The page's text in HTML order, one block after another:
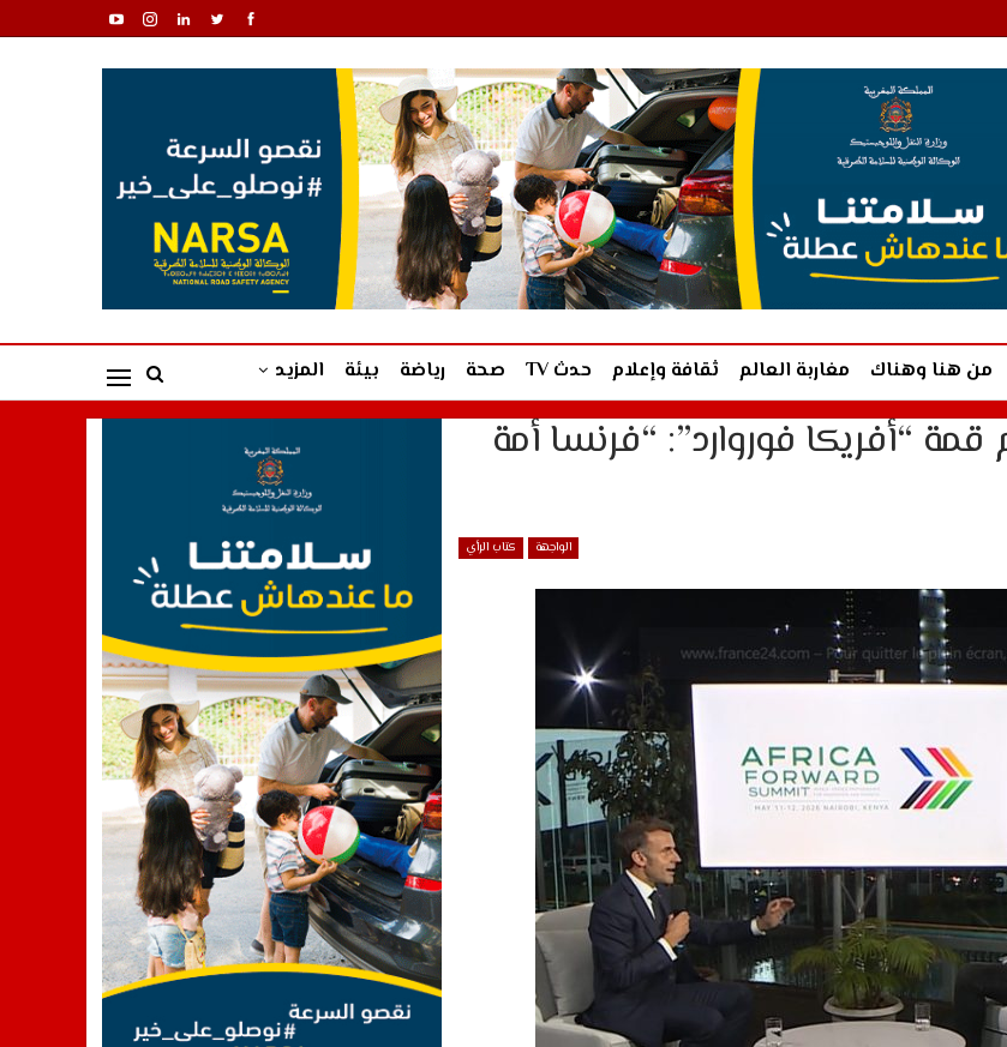
من هنا وهناك مغاربة العالم ثقافة وإعلام حدث TV صحة رياضة بيئة المزيد
“أفريكا فوروارد”: “فرنسا أمة
الواجهة كتاب الرأي